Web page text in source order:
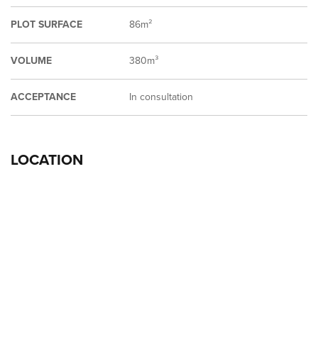
PLOT SURFACE 86m²
VOLUME 380m³
ACCEPTANCE In consultation
LOCATION